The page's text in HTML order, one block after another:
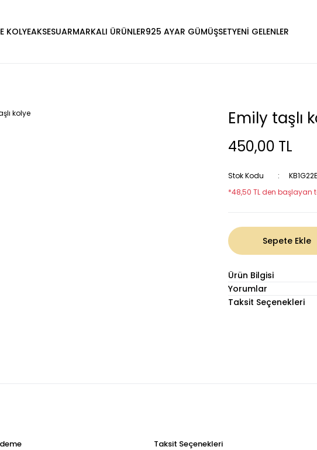
KOLYEAKSESUARMARKALI ÜRÜNLER925 AYAR GÜMÜŞSETYENİ GELENLER
Emily taşlı
450,00 TL
Stok Kodu
*48,50 TL den başlayan
Sepete Ekle
Ürün Bilgisi
Yorumlar
Taksit Seçenekleri
Taksit Seçenekleri